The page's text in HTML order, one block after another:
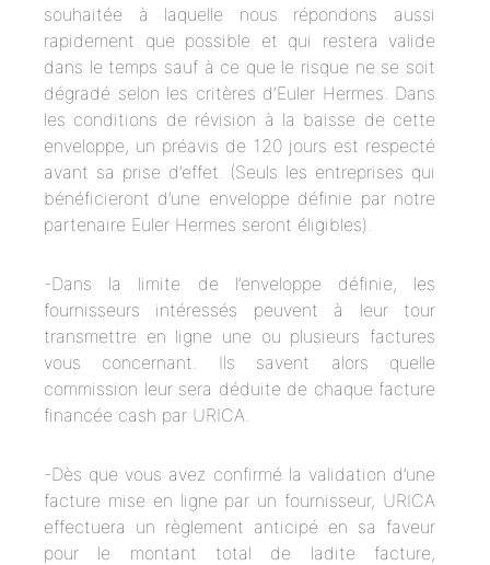
souhaitée à laquelle nous répondons aussi
rapidement que possible et qui restera valide
dans le temps sauf à ce que le risque ne se soit
dégradé selon les critères d’Euler Hermes. Dans
les conditions de révision à la baisse de cette
enveloppe, un préavis de 120 jours est respecté
avant sa prise d’effet. (Seuls les entreprises qui
bénéficieront d’une enveloppe définie par notre
partenaire Euler Hermes seront éligibles).
-Dans la limite de l’enveloppe définie, les
fournisseurs intéressés peuvent à leur tour
transmettre en ligne une ou plusieurs factures
vous concernant. Ils savent alors quelle
commission leur sera déduite de chaque facture
financée cash par URICA.
-Dès que vous avez confirmé la validation d’une
facture mise en ligne par un fournisseur, URICA
effectuera un règlement anticipé en sa faveur
pour le montant total de ladite facture,